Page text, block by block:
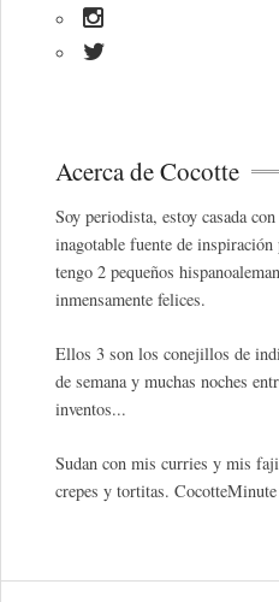
Acerca de Cocotte
Soy periodista, estoy casada
inagotable fuente de
tengo 2 pequeños
inmensamente felices.
Ellos 3 son los conejillos de
de semana y muchas noches
inventos...
Sudan con mis curries y mis
crepes y tortitas.